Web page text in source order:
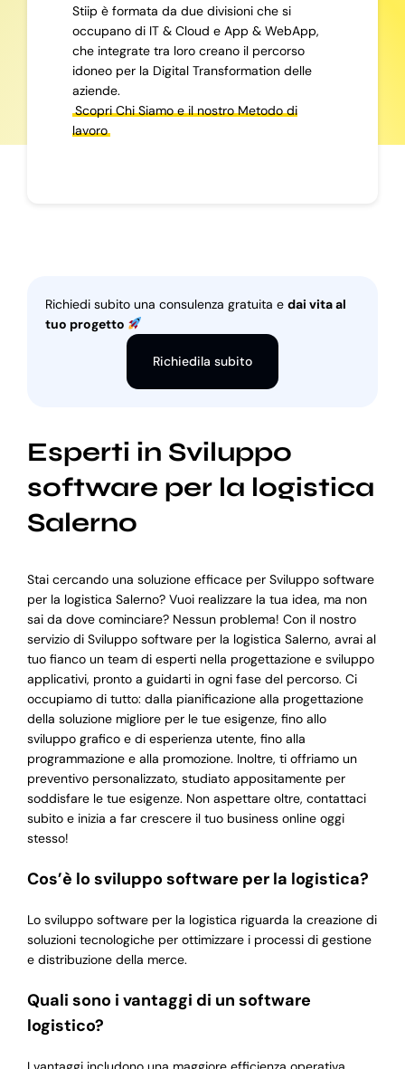
Stiip è formata da due divisioni che si
occupano di IT & Cloud e App & WebApp,
che integrate tra loro creano il percorso
idoneo per la Digital Transformation delle
aziende.
Scopri Chi Siamo e il nostro Metodo di
lavoro
Richiedi subito una consulenza gratuita e dai vita al
tuo progetto
Richiedila subito
Esperti in Sviluppo
software per la logistica
Salerno
Stai cercando una soluzione efficace per Sviluppo software
per la logistica Salerno? Vuoi realizzare la tua idea, ma non
sai da dove cominciare? Nessun problema! Con il nostro
servizio di Sviluppo software per la logistica Salerno, avrai al
tuo fianco un team di esperti nella progettazione e sviluppo
applicativi, pronto a guidarti in ogni fase del percorso. Ci
occupiamo di tutto: dalla pianificazione alla progettazione
della soluzione migliore per le tue esigenze, fino allo
sviluppo grafico e di esperienza utente, fino alla
programmazione e alla promozione. Inoltre, ti offriamo un
preventivo personalizzato, studiato appositamente per
soddisfare le tue esigenze. Non aspettare oltre, contattaci
subito e inizia a far crescere il tuo business online oggi
stesso!
Cos’è lo sviluppo software per la logistica?
Lo sviluppo software per la logistica riguarda la creazione di
soluzioni tecnologiche per ottimizzare i processi di gestione
e distribuzione della merce.
Quali sono i vantaggi di un software
logistico?